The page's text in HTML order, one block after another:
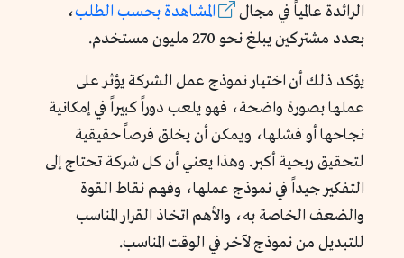
الرائدة عالمياً في مجال
المشاهدة بحسب الطلب،
بعدد مشتركين يبلغ نحو 270 مليون مستخدم.
يؤكد ذلك أن اختيار نموذج عمل الشركة يؤثر على
عملها بصورة واضحة، فهو يلعب دوراً كبيراً في إمكانية
نجاحها أو فشلها، ويمكن أن يخلق فرصاً حقيقية
لتحقيق ربحية أكبر. وهذا يعني أن كل شركة تحتاج إلى
التفكير جيداً في نموذج عملها، وفهم نقاط القوة
والضعف الخاصة به، والأهم اتخاذ القرار المناسب
للتبديل من نموذج لآخر في الوقت المناسب.